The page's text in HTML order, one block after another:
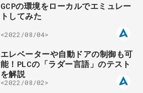
GCPの環境をローカルでエミュレー
トしてみた
<2022/08/04>
エレベーターや自動ドアの制御も可
能！PLCの「ラダー言語」のテスト
を解説
<2022/08/02>